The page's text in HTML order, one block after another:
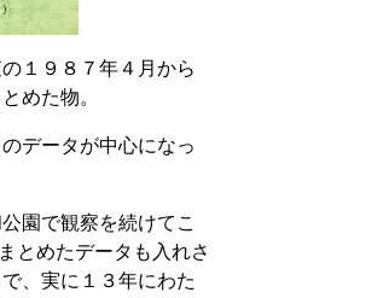
１９８７年４月から
めた物。
データが中心になっ
園で観察を続けてこ
とめたデータも入れさ
、実に１３年にわた